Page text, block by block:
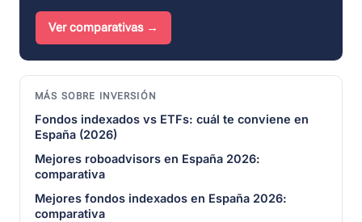
Ver comparativas →
MÁS SOBRE INVERSIÓN
Fondos indexados vs ETFs: cuál te conviene en
España (2026)
Mejores roboadvisors en España 2026:
comparativa
Mejores fondos indexados en España 2026:
comparativa